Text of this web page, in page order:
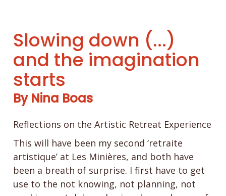
Slowing down (...)
and the imagination
starts
By Nina Boas
Reflections on the Artistic Retreat Experience
This will have been my second ‘retraite
artistique’ at Les Minières, and both have
been a breath of surprise. I first have to get
use to the not knowing, not planning, not